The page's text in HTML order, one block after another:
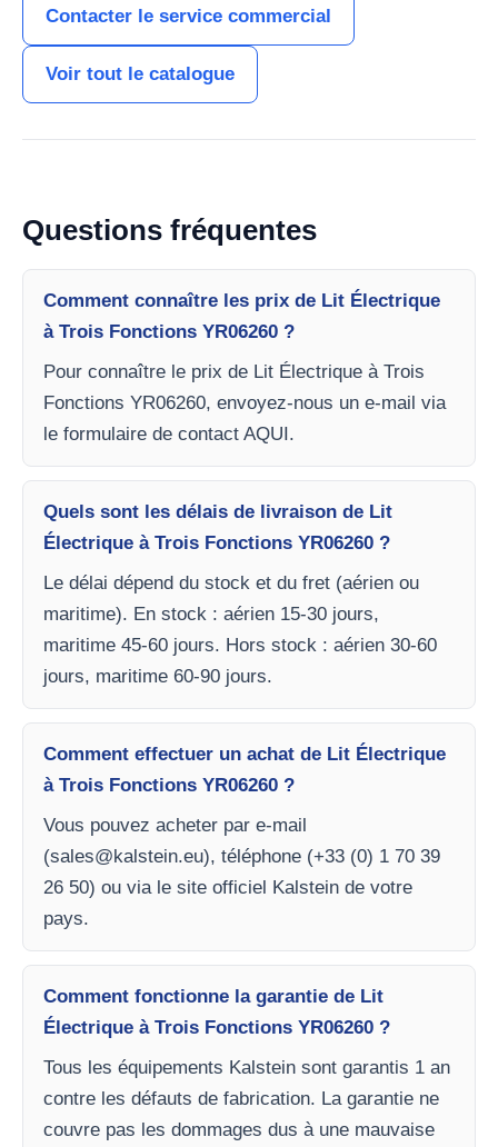
Contacter le service commercial
Voir tout le catalogue
Questions fréquentes
Comment connaître les prix de Lit Électrique
à Trois Fonctions YR06260 ?
Pour connaître le prix de Lit Électrique à Trois
Fonctions YR06260, envoyez-nous un e-mail via
le formulaire de contact AQUI.
Quels sont les délais de livraison de Lit
Électrique à Trois Fonctions YR06260 ?
Le délai dépend du stock et du fret (aérien ou
maritime). En stock : aérien 15-30 jours,
maritime 45-60 jours. Hors stock : aérien 30-60
jours, maritime 60-90 jours.
Comment effectuer un achat de Lit Électrique
à Trois Fonctions YR06260 ?
Vous pouvez acheter par e-mail
(sales@kalstein.eu), téléphone (+33 (0) 1 70 39
26 50) ou via le site officiel Kalstein de votre
pays.
Comment fonctionne la garantie de Lit
Électrique à Trois Fonctions YR06260 ?
Tous les équipements Kalstein sont garantis 1 an
contre les défauts de fabrication. La garantie ne
couvre pas les dommages dus à une mauvaise